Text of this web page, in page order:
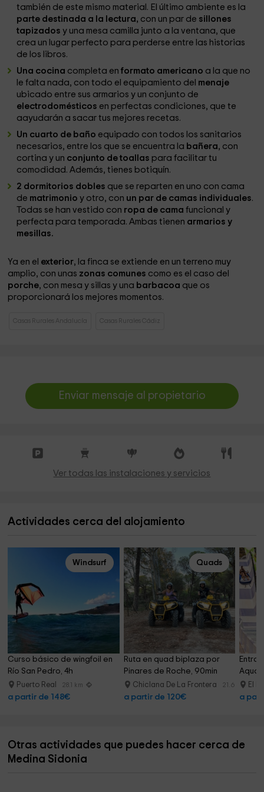
también de este mismo material. El último ambiente es la
parte destinada a la lectura, con un par de sillones
tapizadosy una mesa camilla junto a la ventana, que
crea un lugar perfecto para perderse entre las historias
de los libros.
Una cocina completa enformato americano a la que no
le falta nada, con todo el equipamiento del menaje
ubicado entre sus armarios y un conjunto de
electrodomésticos en perfectas condiciones, que te
aayudarán a sacar tus mejores recetas.
Un cuarto de baño equipado con todos los sanitarios
necesarios, entre los que se encuentra la bañera, con
cortina y un conjunto de toallas para facilitar tu
comodidad. Además, tienes botiquín.
2 dormitorios dobles que se reparten en uno con cama
de matrimonioy otro, con un par de camas individuales.
Todas se han vestido con ropa de camafuncional y
perfecta para temporada. Ambas tienen armarios y
mesillas.
Ya en el exterior, la finca se extiende en un terreno muy
amplio, con unas zonas comunes como es el caso del
porche, con mesa y sillas y una barbacoa que os
proporcionará los mejores momentos.
Casas Rurales Andalucía Casas Rurales Cádiz
Enviar mensaje al propietario
Ver todas las instalaciones y servicios
Actividades cerca del alojamiento
Windsurf
Curso básico de wingfoil en
Río San Pedro, 4h
Puerto Real 28.1 km
a partir de 148€
Quads
Ruta en quad biplaza por
Pinares de Roche, 90min
Chiclana De La Frontera 21.6 km
a partir de 120€
El
a
Otras actividades que puedes hacer cerca de
Medina Sidonia